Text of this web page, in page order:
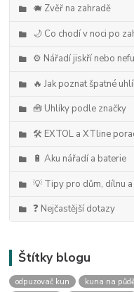
🐗 Zvěř na zahradě
🌙 Co chodí v noci po
⚙️ Nářadí jiskří nebo
🔥 Jak poznat špatné
🧰 Uhlíky podle značky
🛠️ EXTOL a XTline
🔋 Aku nářadí a baterie
💡 Tipy pro dům, dílnu
❓ Nejčastější dotazy
Štítky blogu
odpuzovač kun kuna na